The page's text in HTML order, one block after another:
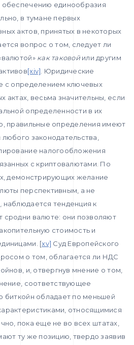
обеспечению единообразия
в тумане первых
актов, принятых в некоторых
вопрос о том, следует ли
как таковойили другим
[xiv] . Юридические
с определением ключевых
актах, весьма значительны, если
определенности в их
правильные определения имеют
законодательства,
налогообложения
с криптовалютами. По
демонстрирующих желание
перспективным, а не
тенденция к
сродни валюте: они позволяют
стоимость и
[xv] Суд Европейского
о том, облагается ли НДС
и, отвергнув мнение о том,
соответствующее
биткойн обладает по меньшей
относящимися
пока еще не во всех штатах,
ту же позицию, твердо заявив